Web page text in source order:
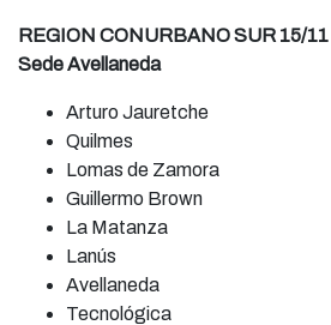
REGION CONURBANO SUR 15/11
Sede Avellaneda
Arturo Jauretche
Quilmes
Lomas de Zamora
Guillermo Brown
La Matanza
Lanús
Avellaneda
Tecnológica